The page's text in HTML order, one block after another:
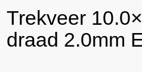
Trekveer
draad 2.0mm